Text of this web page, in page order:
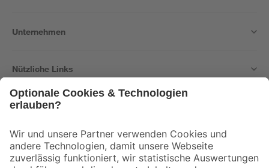
Unternehmen
Nützliche Links
Der toom Newsletter: Keine Angebote und Aktionen mehr verpassen!
Zur Newsletter Anmeldung